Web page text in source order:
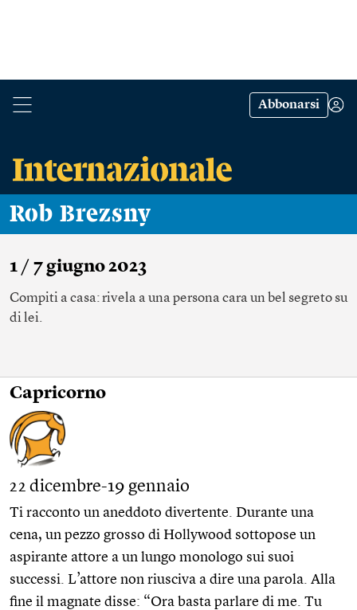
Abbonarsi
Rob Brezsny
1 / 7 giugno 2023
Compiti a casa: rivela a una persona cara un bel segreto su
di lei.
Capricorno
22 dicembre-19 gennaio
Ti racconto un aneddoto divertente. Durante una
cena, un pezzo grosso di Hollywood sottopose un
aspirante attore a un lungo monologo sui suoi
successi. L’attore non riusciva a dire una parola. Alla
fine il magnate disse: “Ora basta parlare di me. Tu